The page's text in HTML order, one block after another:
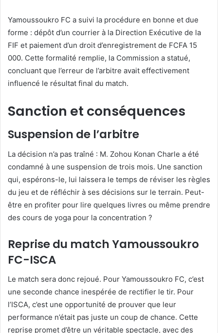
Yamoussoukro FC a suivi la procédure en bonne et due
forme : dépôt d’un courrier à la Direction Exécutive de la
FIF et paiement d’un droit d’enregistrement de FCFA 15
000. Cette formalité remplie, la Commission a statué,
concluant que l’erreur de l’arbitre avait effectivement
influencé le résultat final du match.
Sanction et conséquences
Suspension de l’arbitre
La décision n’a pas traîné : M. Zohou Konan Charle a été
condamné à une suspension de trois mois. Une sanction
qui, espérons-le, lui laissera le temps de réviser les règles
du jeu et de réfléchir à ses décisions sur le terrain. Peut-
être en profiter pour lire quelques livres ou même prendre
des cours de yoga pour la concentration ?
Reprise du match Yamoussoukro
FC-ISCA
Le match sera donc rejoué. Pour Yamoussoukro FC, c’est
une seconde chance inespérée de rectifier le tir. Pour
l’ISCA, c’est une opportunité de prouver que leur
performance n’était pas juste un coup de chance. Cette
reprise promet d’être un véritable spectacle, avec des